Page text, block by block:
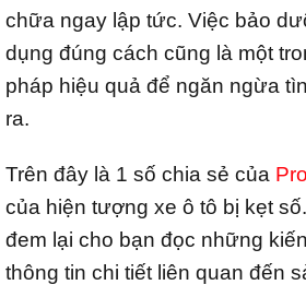
chữa ngay lập tức. Việc bảo
dụng đúng cách cũng là một
pháp hiệu quả để ngăn ngừa
ra.
Trên đây là 1 số chia sẻ của
của hiện tượng xe ô tô bị kẹt
đem lại cho bạn đọc những
thông tin chi tiết liên quan đến